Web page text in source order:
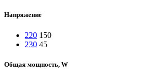
Напряжение
220 150
230 45
Общая мощность, W